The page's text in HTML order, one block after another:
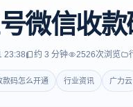
微信收
23:38 约 3 分钟 2526次浏览
款码怎么开通 行业资讯 广力云